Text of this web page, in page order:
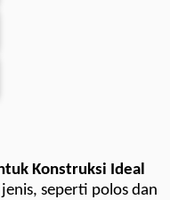
Konstruksi Ideal
seperti polos dan